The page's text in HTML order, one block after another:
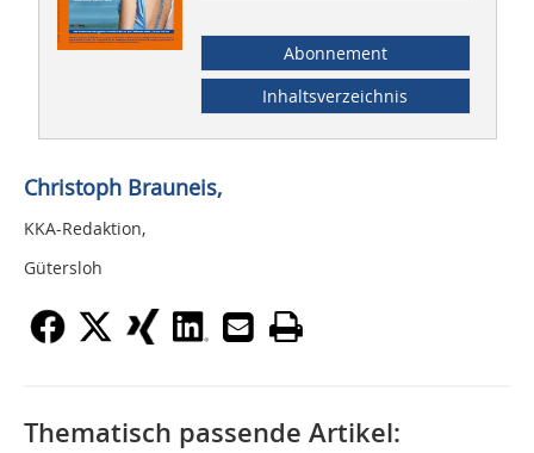
Abonnement
Inhaltsverzeichnis
Christoph Brauneis,
KKA-Redaktion,
Gütersloh
Thematisch passende Artikel: